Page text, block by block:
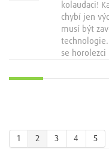
kolaudaci!
chybí jen
musí být
se horolezci
1 2 3 4 5